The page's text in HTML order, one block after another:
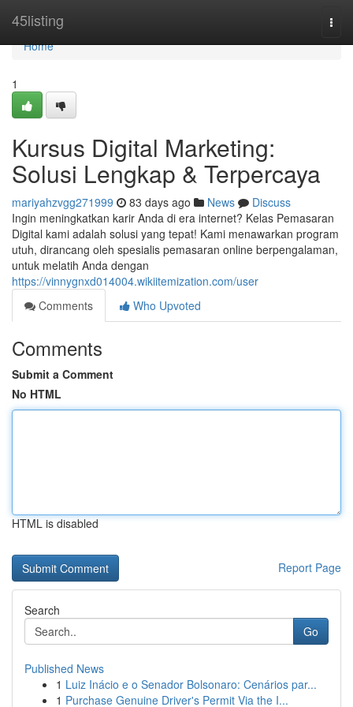
45listing
Home
Home
1
Kursus Digital Marketing:
Solusi Lengkap & Terpercaya
mariyahzvgg271999 83 days ago News
Discuss
Ingin meningkatkan karir Anda di era internet? Kelas Pemasaran
Digital kami adalah solusi yang tepat! Kami menawarkan program
utuh, dirancang oleh spesialis pemasaran online berpengalaman,
untuk melatih Anda dengan
https://vinnygnxd014004.wikiitemization.com/user
Comments
Who Upvoted
Comments
Submit a Comment
No HTML
HTML is disabled
Report Page
Search
Go
Published News
1 Luiz Inácio e o Senador Bolsonaro: Cenários par...
1 Purchase Genuine Driver's Permit Via the I...